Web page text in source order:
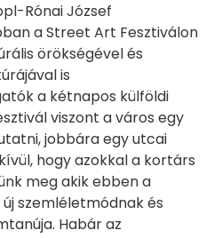
Rónai József
a Street Art Fesztiválon
örökségével és
is
a kétnapos külföldi
viszont a város egy
jobbára egy utcai
hogy azokkal a kortárs
meg akik ebben a
szemléletmódnak és
Habár az